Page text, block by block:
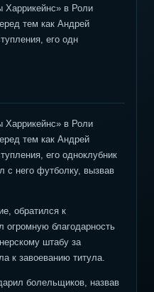
Харрикейнс» в Роли
тем как Андрей
его одн
Харрикейнс» в Роли
тем как Андрей
его одноклубник
с него футболку, вызвав
обратился к
благодарность
штабу за
к завоеванию титула.
болельщиков, назвав